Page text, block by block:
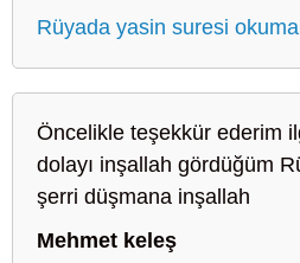
Rüyada yasin suresi
Öncelikle teşekkür ederim
dolayı inşallah gördüğüm
şerri düşmana inşallah
Mehmet keleş